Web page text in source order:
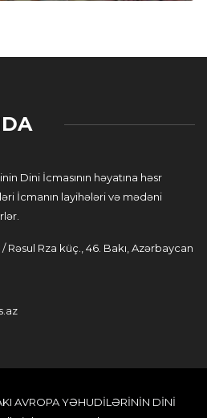
Dini İcmasının həyatına həsr
İcmanın layihələri və mədəni
Rəsul Rza küç., 46. Bakı, Azərbaycan
AVROPA YƏHUDİLƏRİNİN DİNİ